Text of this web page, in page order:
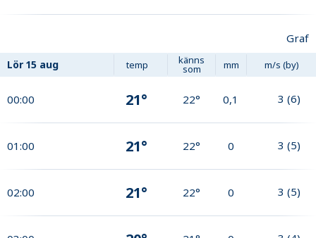
Graf
Lör 15 aug temp känns
som mm m/s (by)
00:00 21° 22° 0,1 3 (6)
01:00 21° 22° 0 3 (5)
02:00 21° 22° 0 3 (5)